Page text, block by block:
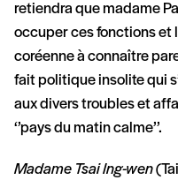
retiendra que madame
occuper ces fonctions et
coréenne à connaître
fait politique insolite qui
aux divers troubles et
‘’pays du matin calme’’.
Madame Tsai Ing-wen